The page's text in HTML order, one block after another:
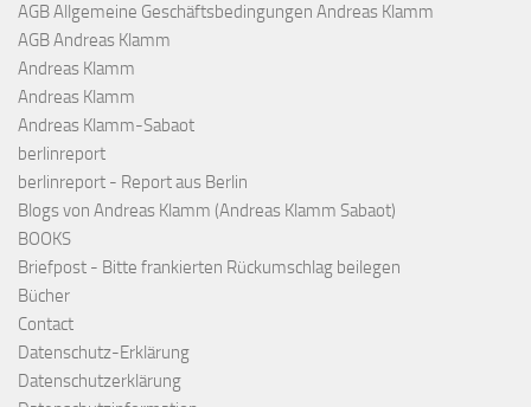
AGB Allgemeine Geschäftsbedingungen Andreas Klamm
AGB Andreas Klamm
Andreas Klamm
Andreas Klamm
Andreas Klamm-Sabaot
berlinreport
berlinreport - Report aus Berlin
Blogs von Andreas Klamm (Andreas Klamm Sabaot)
BOOKS
Briefpost - Bitte frankierten Rückumschlag beilegen
Bücher
Contact
Datenschutz-Erklärung
Datenschutzerklärung